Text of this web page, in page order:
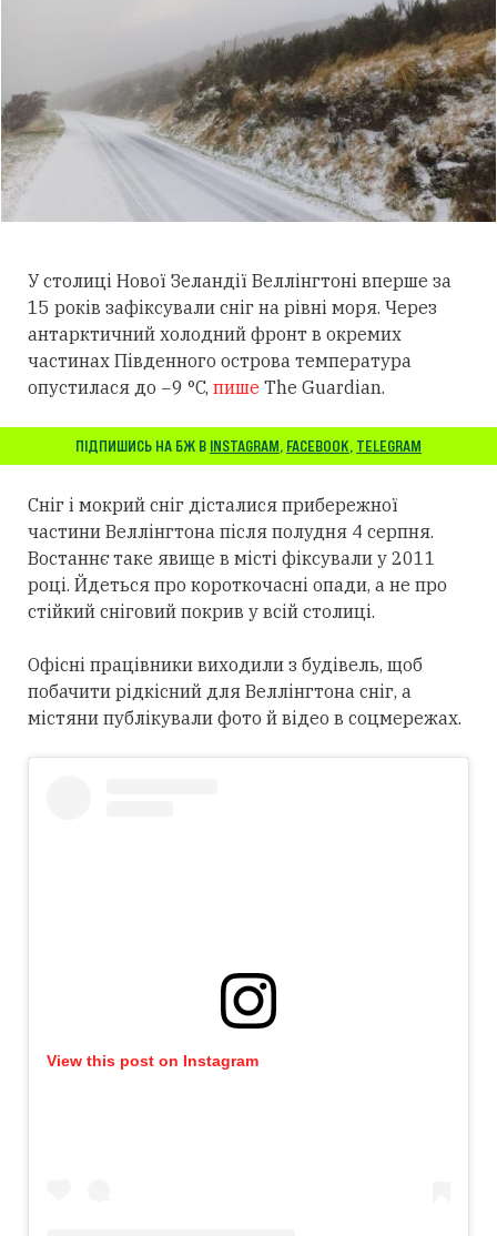
У столиці Нової Зеландії Веллінгтоні вперше за
15 років зафіксували сніг на рівні моря. Через
антарктичний холодний фронт в окремих
частинах Південного острова температура
опустилася до −9 °C, пише The Guardian.
ПІДПИШИСЬ НА БЖ В INSTAGRAM, FACEBOOK, TELEGRAM
Сніг і мокрий сніг дісталися прибережної
частини Веллінгтона після полудня 4 серпня.
Востаннє таке явище в місті фіксували у 2011
році. Йдеться про короткочасні опади, а не про
стійкий сніговий покрив у всій столиці.
Офісні працівники виходили з будівель, щоб
побачити рідкісний для Веллінгтона сніг, а
містяни публікували фото й відео в соцмережах.
View this post on Instagram